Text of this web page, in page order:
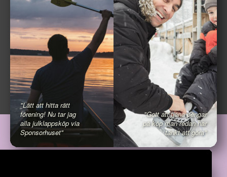
"Lätt att hitta rätt
förening! Nu tar jag
alla julklappsköp via
Sponsorhuset"
"Gott att tjäna pengar
på köp man redan har
tänkt att göra"